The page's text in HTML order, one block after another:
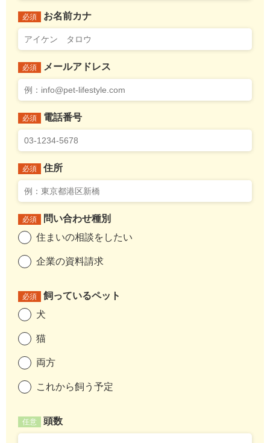
必須 お名前カナ
必須 メールアドレス
必須 電話番号
必須 住所
必須
問い合わせ種別
住まいの相談をしたい
企業の資料請求
必須
飼っているペット
犬
猫
両方
これから飼う予定
任意 頭数